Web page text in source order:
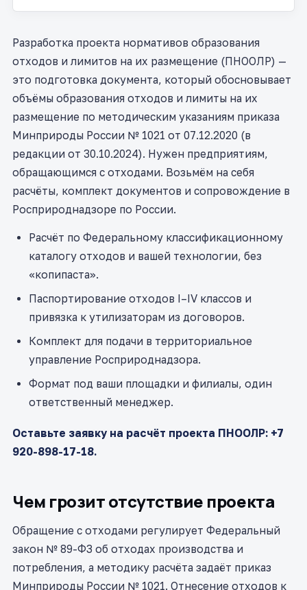
Разработка проекта нормативов образования
отходов и лимитов на их размещение (ПНООЛР) —
это подготовка документа, который обосновывает
объёмы образования отходов и лимиты на их
размещение по методическим указаниям приказа
Минприроды России № 1021 от 07.12.2020 (в
редакции от 30.10.2024). Нужен предприятиям,
обращающимся с отходами. Возьмём на себя
расчёты, комплект документов и сопровождение в
Росприроднадзоре по России.
Расчёт по Федеральному классификационному
каталогу отходов и вашей технологии, без
«копипаста».
Паспортирование отходов I–IV классов и
привязка к утилизаторам из договоров.
Комплект для подачи в территориальное
управление Росприроднадзора.
Формат под ваши площадки и филиалы, один
ответственный менеджер.
Оставьте заявку на расчёт проекта ПНООЛР: +7
920-898-17-18.
Чем грозит отсутствие проекта
Обращение с отходами регулирует Федеральный
закон № 89-ФЗ об отходах производства и
потребления, а методику расчёта задаёт приказ
Минприроды России № 1021. Отнесение отходов к